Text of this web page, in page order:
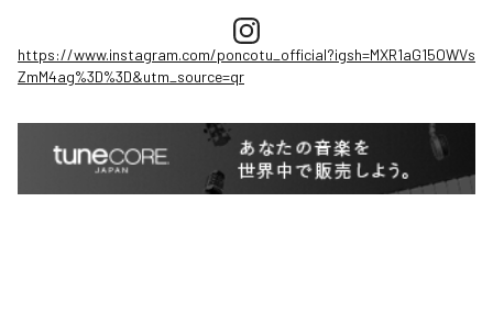
https://www.instagram.com/poncotu_official?igsh=MXR1aG15OWVs
ZmM4ag%3D%3D&utm_source=qr